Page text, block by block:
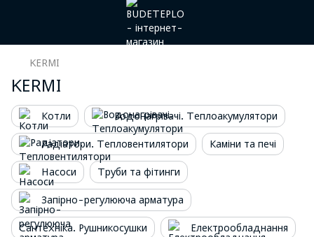
KERMI
KERMI
Котли Водонагрівачі. Теплоакумулятори
Радіатори. Тепловентилятори Каміни та печі
Насоси Труби та фітинги
Запірно-регулююча арматура
Сантехніка. Рушникосушки Електрообладнання